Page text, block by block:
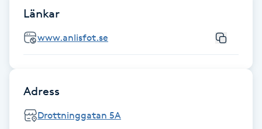
Fransförlängning
Länkar
www.anlisfot.se
Adress
Drottninggatan 5A